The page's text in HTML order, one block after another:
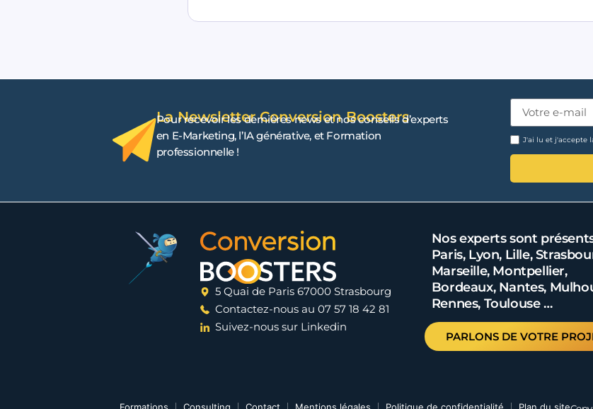
La Newsletter Conversion Boosters
Pour recevoir les dernières news et nos conseils d’experts
en E-Marketing, l’IA générative, et Formation
professionnelle !
J'ai lu et j'accepte
5 Quai de Paris 67000 Strasbourg
Contactez-nous au 07 57 18 42 81
Suivez-nous sur Linkedin
Nos experts sont
Paris, Lyon, Lille,
Marseille, Montpellier,
Bordeaux, Nantes,
Rennes, Toulouse …
PARLONS DE VOTRE